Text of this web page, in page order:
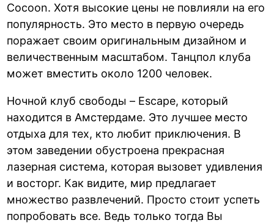
Cocoon. Хотя высокие цены не повлияли на его
популярность. Это место в первую очередь
поражает своим оригинальным дизайном и
величественным масштабом. Танцпол клуба
может вместить около 1200 человек.
Ночной клуб свободы – Escape, который
находится в Амстердаме. Это лучшее место
отдыха для тех, кто любит приключения. В
этом заведении обустроена прекрасная
лазерная система, которая вызовет удивления
и восторг. Как видите, мир предлагает
множество развлечений. Просто стоит успеть
попробовать все. Ведь только тогда Вы